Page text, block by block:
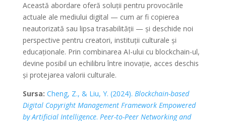
Această abordare oferă soluții pentru provocările
actuale ale mediului digital — cum ar fi copierea
neautorizată sau lipsa trasabilității — și deschide noi
perspective pentru creatori, instituții culturale și
educaționale. Prin combinarea AI-ului cu blockchain-ul,
devine posibil un echilibru între inovație, acces deschis
și protejarea valorii culturale.
Sursa: Cheng, Z., & Liu, Y. (2024). Blockchain-based
Digital Copyright Management Framework Empowered
by Artificial Intelligence. Peer-to-Peer Networking and